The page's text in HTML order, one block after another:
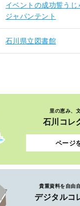
イベントの成功誓うじ
ジャパンテント
石川県立図書館
里の恵み、
石川コレ
ページ
貴重資料を自由
デジタルコ